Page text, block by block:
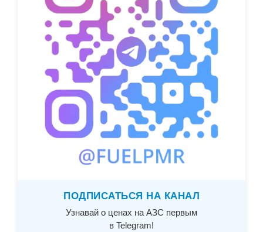
ПОДПИСАТЬСЯ НА КАНАЛ
Узнавай о ценах на АЗС первым
в Telegram!